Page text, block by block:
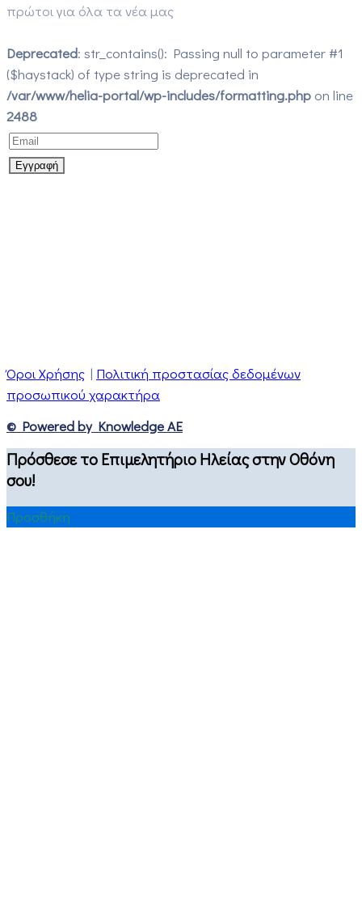
πρώτοι για όλα τα νέα μας
Deprecated: str_contains(): Passing null to parameter #1
($haystack) of type string is deprecated in
/var/www/helia-portal/wp-includes/formatting.php on line
2488
Όροι Χρήσης | Πολιτική προστασίας δεδομένων
προσωπικού χαρακτήρα
© Powered by Knowledge AE
Πρόσθεσε το Επιμελητήριο Ηλείας στην Οθόνη
σου!
Προσθήκη